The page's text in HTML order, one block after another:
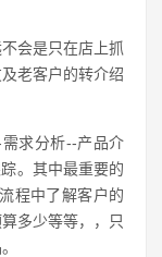
会是只在店上抓
老客户的转介绍
求分析--产品介
。其中最重要的
程中了解客户的
多少等等，，只